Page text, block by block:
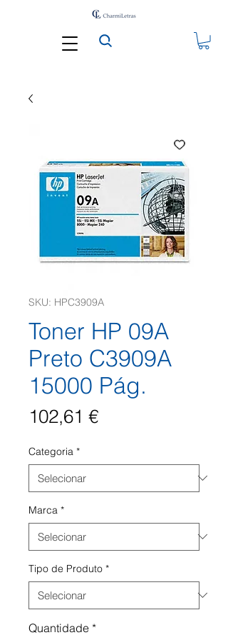
SKU: HPC3909A
Toner HP 09A
Preto C3909A
15000 Pág.
102,61 €Preço
Categoria *
Marca *
Tipo de Produto *
Quantidade *